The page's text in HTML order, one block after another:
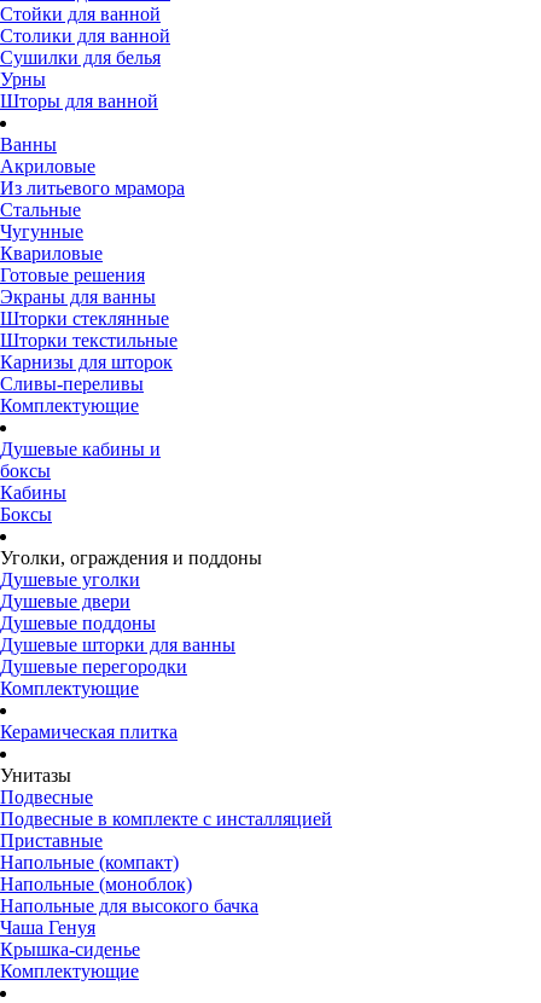
Стойки для ванной
Столики для ванной
Сушилки для белья
Урны
Шторы для ванной
Ванны
Акриловые
Из литьевого мрамора
Стальные
Чугунные
Квариловые
Готовые решения
Экраны для ванны
Шторки стеклянные
Шторки текстильные
Карнизы для шторок
Сливы-переливы
Комплектующие
Душевые кабины и
боксы
Кабины
Боксы
Уголки, ограждения и поддоны
Душевые уголки
Душевые двери
Душевые поддоны
Душевые шторки для ванны
Душевые перегородки
Комплектующие
Керамическая плитка
Унитазы
Подвесные
Подвесные в комплекте с инсталляцией
Приставные
Напольные (компакт)
Напольные (моноблок)
Напольные для высокого бачка
Чаша Генуя
Крышка-сиденье
Комплектующие